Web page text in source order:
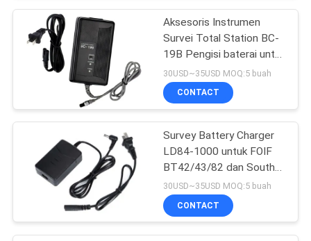
Staf Leveling
Teleskopik
Aksesoris Instrumen
Survei Total Station BC-
19B Pengisi baterai untuk
baterai Topcon
30USD~35USD MOQ:5 buah
CONTACT
Survey Battery Charger
LD84-1000 untuk FOIF
BT42/43/82 dan South
LI-30 BDC40L Total
Station Battery
30USD~35USD MOQ:5 buah
CONTACT